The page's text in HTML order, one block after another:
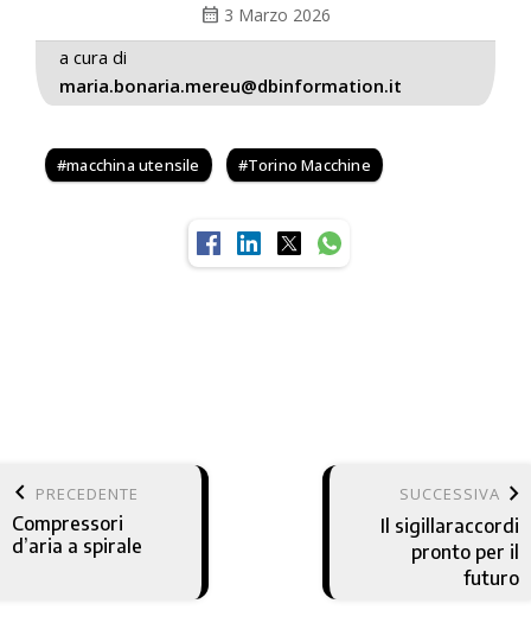
calendar_month 3 Marzo 2026
a cura di
maria.bonaria.mereu@dbinformation.it
macchina utensile Torino Macchine
keyboard_arrow_left PRECEDENTE
Compressori
d’aria a spirale
SUCCESSIVA keyboard_arrow_right
Il sigillaraccordi
pronto per il
futuro